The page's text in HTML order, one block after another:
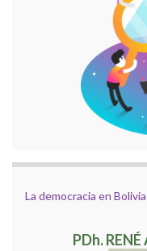
La democracia en
PDh.